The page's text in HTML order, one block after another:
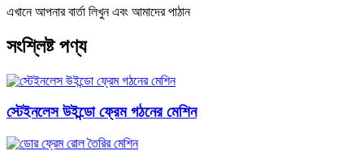
এখানে আপনার বার্তা লিখুন এবং আমাদের পাঠান
সংশ্লিষ্ট পণ্য
স্টেইনলেস উইন্ডো ফ্রেম গঠনের মেশিন